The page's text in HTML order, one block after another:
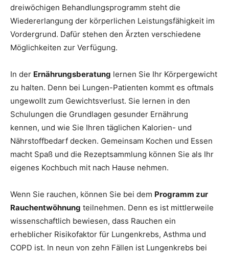
dreiwöchigen Behandlungsprogramm steht die
Wiedererlangung der körperlichen Leistungsfähigkeit im
Vordergrund. Dafür stehen den Ärzten verschiedene
Möglichkeiten zur Verfügung.
In der Ernährungsberatung lernen Sie Ihr Körpergewicht
zu halten. Denn bei Lungen-Patienten kommt es oftmals
ungewollt zum Gewichtsverlust. Sie lernen in den
Schulungen die Grundlagen gesunder Ernährung
kennen, und wie Sie Ihren täglichen Kalorien- und
Nährstoffbedarf decken. Gemeinsam Kochen und Essen
macht Spaß und die Rezeptsammlung können Sie als Ihr
eigenes Kochbuch mit nach Hause nehmen.
Wenn Sie rauchen, können Sie bei dem Programm zur
Rauchentwöhnung teilnehmen. Denn es ist mittlerweile
wissenschaftlich bewiesen, dass Rauchen ein
erheblicher Risikofaktor für Lungenkrebs, Asthma und
COPD ist. In neun von zehn Fällen ist Lungenkrebs bei